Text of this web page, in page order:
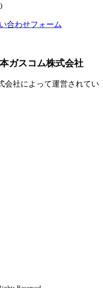
合わせフォーム
会社によって運営されてい